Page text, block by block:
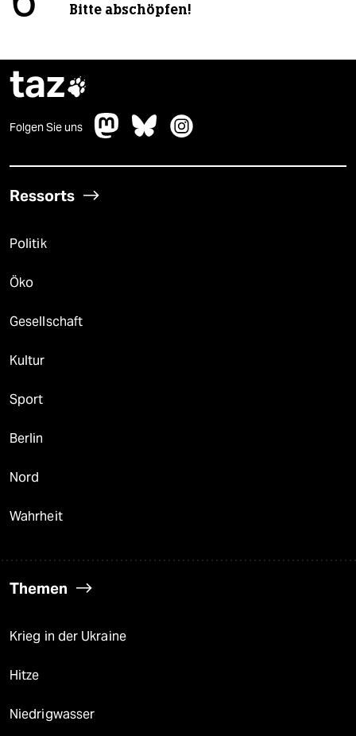
Bitte abschöpfen!
taz
Folgen Sie uns
Ressorts
Politik
Öko
Gesellschaft
Kultur
Sport
Berlin
Nord
Wahrheit
Themen
Krieg in der Ukraine
Hitze
Niedrigwasser